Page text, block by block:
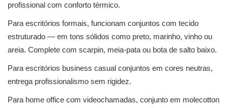
profissional com conforto térmico.
Para escritórios formais, funcionam conjuntos com tecido
estruturado — em tons sólidos como preto, marinho, vinho ou
areia. Complete com scarpin, meia-pata ou bota de salto baixo.
Para escritórios business casual conjuntos em cores neutras,
entrega profissionalismo sem rigidez.
Para home office com videochamadas, conjunto em molecotton